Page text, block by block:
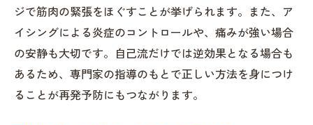
ジで筋肉の緊張をほぐすことが挙げられます。また、ア
イシングによる炎症のコントロールや、痛みが強い場合
の安静も大切です。自己流だけでは逆効果となる場合も
あるため、専門家の指導のもとで正しい方法を身につけ
ることが再発予防にもつながります。